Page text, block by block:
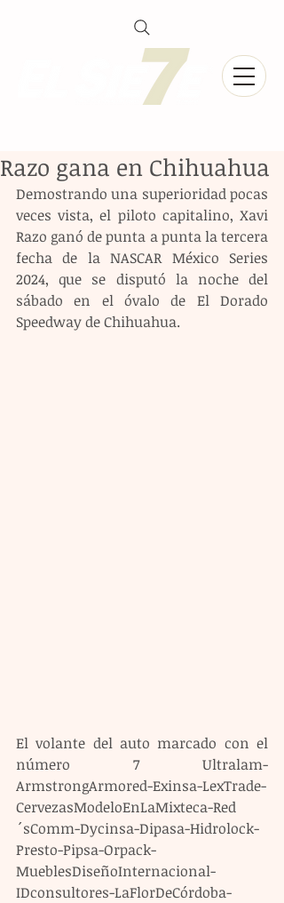
Razo gana en Chihuahua
Demostrando una superioridad pocas
veces vista, el piloto capitalino, Xavi
Razo ganó de punta a punta la tercera
fecha de la NASCAR México Series
2024, que se disputó la noche del
sábado en el óvalo de El Dorado
Speedway de Chihuahua.
El volante del auto marcado con el
número 7 Ultralam-
ArmstrongArmored-Exinsa-LexTrade-
CervezasModeloEnLaMixteca-Red
´sComm-Dycinsa-Dipasa-Hidrolock-
Presto-Pipsa-Orpack-
MueblesDiseñoInternacional-
IDconsultores-LaFlorDeCórdoba-